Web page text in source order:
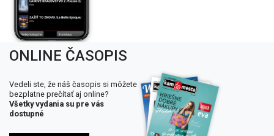
ONLINE ČASOPIS
Vedeli ste, že náš časopis si môžete
bezplatne prečítať aj online?
Všetky vydania su pre vás
dostupné